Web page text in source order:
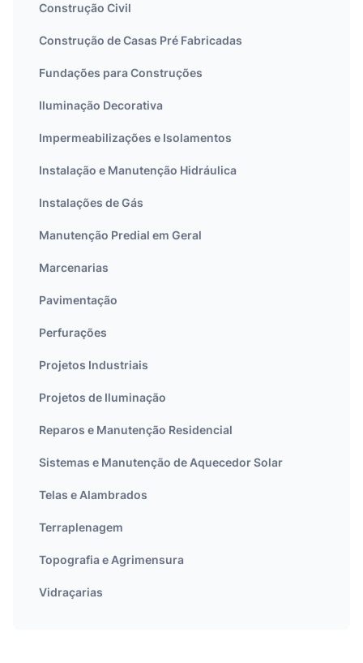
Construção Civil
Construção de Casas Pré Fabricadas
Fundações para Construções
Iluminação Decorativa
Impermeabilizações e Isolamentos
Instalação e Manutenção Hidráulica
Instalações de Gás
Manutenção Predial em Geral
Marcenarias
Pavimentação
Perfurações
Projetos Industriais
Projetos de Iluminação
Reparos e Manutenção Residencial
Sistemas e Manutenção de Aquecedor Solar
Telas e Alambrados
Terraplenagem
Topografia e Agrimensura
Vidraçarias